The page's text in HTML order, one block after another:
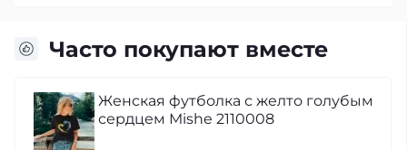
Часто покупают вместе
Женская футболка с желто голубым
сердцем Mishe 2110008